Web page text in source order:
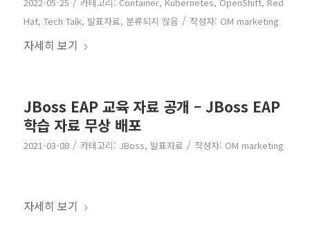
Hat, Tech Talk, 발표자료, 분류되지 않음 / 작성자: OM marketing
자세히 보기
JBoss EAP 교육 자료 공개 – JBoss EAP
학습 자료 무상 배포
2021-03-08 / 카테고리: JBoss, 발표자료 / 작성자: OM marketing
자세히 보기